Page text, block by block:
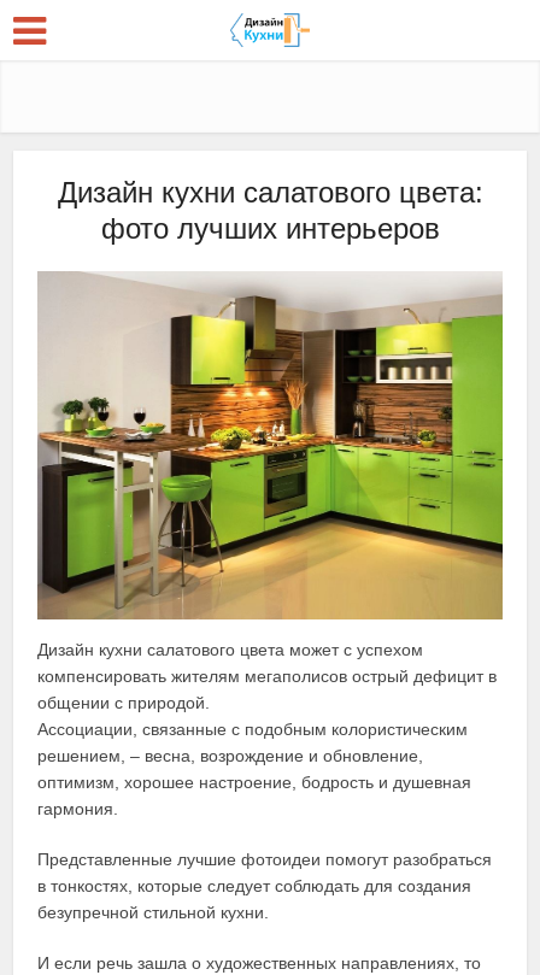
Дизайн кухни салатового цвета:
фото лучших интерьеров
Дизайн кухни салатового цвета может с успехом
компенсировать жителям мегаполисов острый дефицит в
общении с природой.
Ассоциации, связанные с подобным колористическим
решением, – весна, возрождение и обновление,
оптимизм, хорошее настроение, бодрость и душевная
гармония.
Представленные лучшие фотоидеи помогут разобраться
в тонкостях, которые следует соблюдать для создания
безупречной стильной кухни.
И если речь зашла о художественных направлениях, то